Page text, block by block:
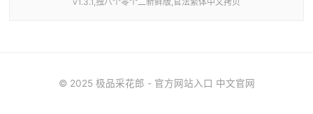
© 2025 极品采花郎 - 官方网站入口 中文官网